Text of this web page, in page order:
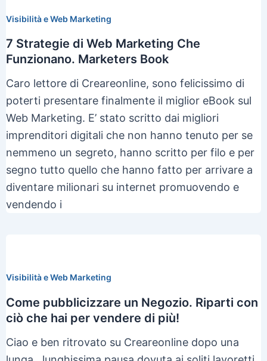
Visibilità e Web Marketing
7 Strategie di Web Marketing Che
Funzionano. Marketers Book
Caro lettore di Creareonline, sono felicissimo di
poterti presentare finalmente il miglior eBook sul
Web Marketing. E’ stato scritto dai migliori
imprenditori digitali che non hanno tenuto per se
nemmeno un segreto, hanno scritto per filo e per
segno tutto quello che hanno fatto per arrivare a
diventare milionari su internet promuovendo e
vendendo i
Visibilità e Web Marketing
Come pubblicizzare un Negozio. Riparti con
ciò che hai per vendere di più!
Ciao e ben ritrovato su Creareonline dopo una